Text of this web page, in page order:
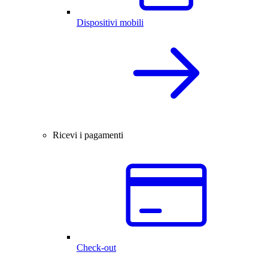
Dispositivi mobili
Ricevi i pagamenti
Check-out